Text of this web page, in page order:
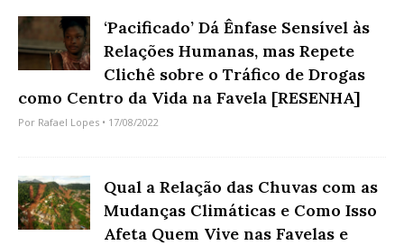
‘Pacificado’ Dá Ênfase Sensível às
Relações Humanas, mas Repete
Clichê sobre o Tráfico de Drogas
como Centro da Vida na Favela [RESENHA]
Por Rafael Lopes • 17/08/2022
Qual a Relação das Chuvas com as
Mudanças Climáticas e Como Isso
Afeta Quem Vive nas Favelas e